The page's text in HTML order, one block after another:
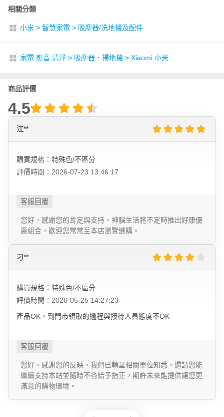
相關分類
小米 > 智慧家電 > 吸塵器/洗地機及配件
家電 影音 清淨 > 吸塵器．掃地機 > Xiaomi 小米
商品評價
4.5
江**
購買規格：特殊色/不區分
評價時間：2026-07-23 13:46:17
您好，感謝您的肯定與支持，神腦生活將不定時推出好康優
惠組合，歡迎您常常至本店瀏覽選購。
刁**
購買規格：特殊色/不區分
評價時間：2026-05-25 14:27:23
產品OK，到門市領取的過程與接待人員態度不OK
您好，感謝您的反映，我們已轉呈相關單位知悉，還請您能
繼續支持本站並隨時不吝給予指正，期許未來能提供讓您更
滿意的購物環境。